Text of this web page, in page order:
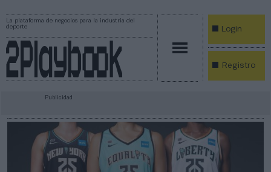
La plataforma de negocios para la industria del
deporte
Login
Registro
Publicidad